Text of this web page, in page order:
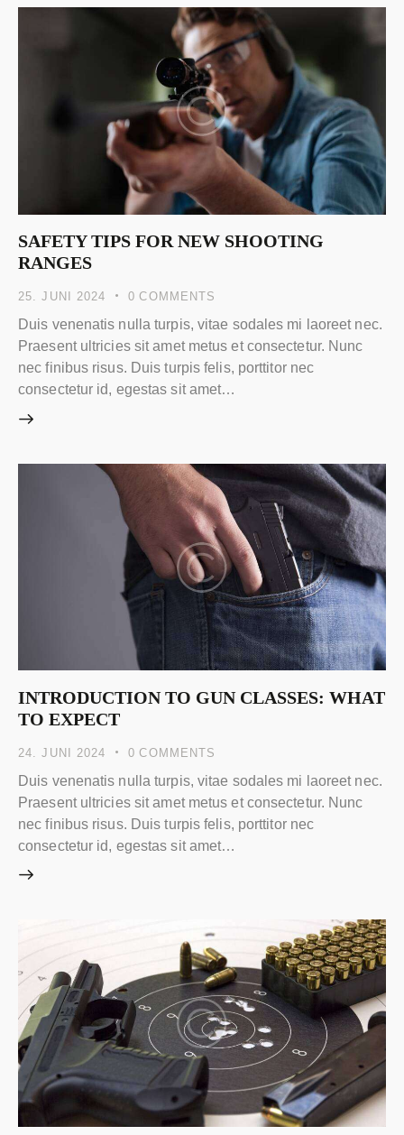
SAFETY TIPS FOR NEW SHOOTING
RANGES
25. JUNI 2024 0 COMMENTS
Duis venenatis nulla turpis, vitae sodales mi laoreet nec.
Praesent ultricies sit amet metus et consectetur. Nunc
nec finibus risus. Duis turpis felis, porttitor nec
consectetur id, egestas sit amet…
INTRODUCTION TO GUN CLASSES: WHAT
TO EXPECT
24. JUNI 2024 0 COMMENTS
Duis venenatis nulla turpis, vitae sodales mi laoreet nec.
Praesent ultricies sit amet metus et consectetur. Nunc
nec finibus risus. Duis turpis felis, porttitor nec
consectetur id, egestas sit amet…